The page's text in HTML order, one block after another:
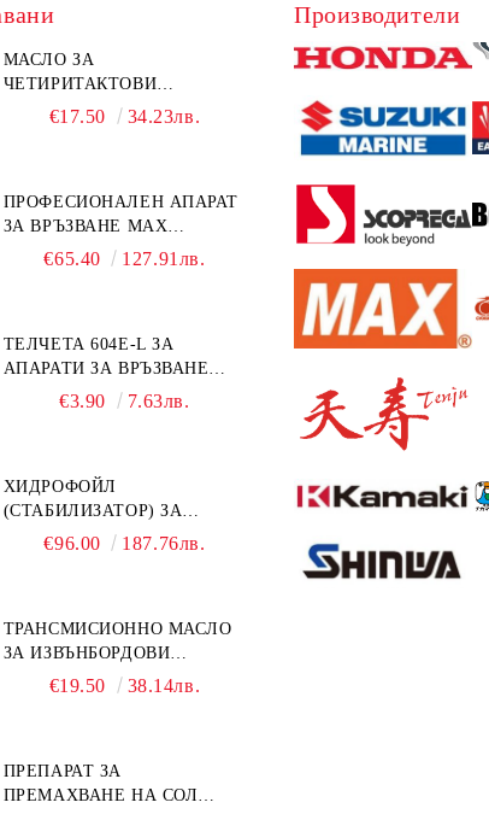
МАСЛО ЗА
ЧЕТИРИТАКТОВИ
ИЗВЪНБОРДОВИ
€17.50 34.23лв.
ПРОФЕСИОНАЛЕН АПАРАТ
ЗА ВРЪЗВАНЕ MAX
TAPENER HT-R45C
€65.40 127.91лв.
ТЕЛЧЕТА 604E-L ЗА
АПАРАТИ ЗА ВРЪЗВАНЕ
MAX HT-R1 И HT-R45C
€3.90 7.63лв.
ХИДРОФОЙЛ
(СТАБИЛИЗАТОР) ЗА
ДВИГАТЕЛИ ОТ 8 ДО 40
€96.00 187.76лв.
ТРАНСМИСИОННО МАСЛО
ЗА ИЗВЪНБОРДОВИ
ДВИГАТЕЛИ GL4 HONDA
€19.50 38.14лв.
ПРЕПАРАТ ЗА
ПРЕМАХВАНЕ НА СОЛ
Производители